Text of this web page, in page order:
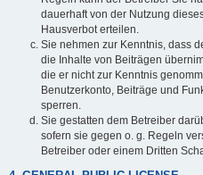
dauerhaft von der Nutzung
Hausverbot erteilen.
Sie nehmen zur Kenntnis, dass
die Inhalte von Beiträgen
die er nicht zur Kenntnis
Benutzerkonto, Beiträge und
sperren.
Sie gestatten dem Betreiber
sofern sie gegen o. g. Regeln
Betreiber oder einem Dritten